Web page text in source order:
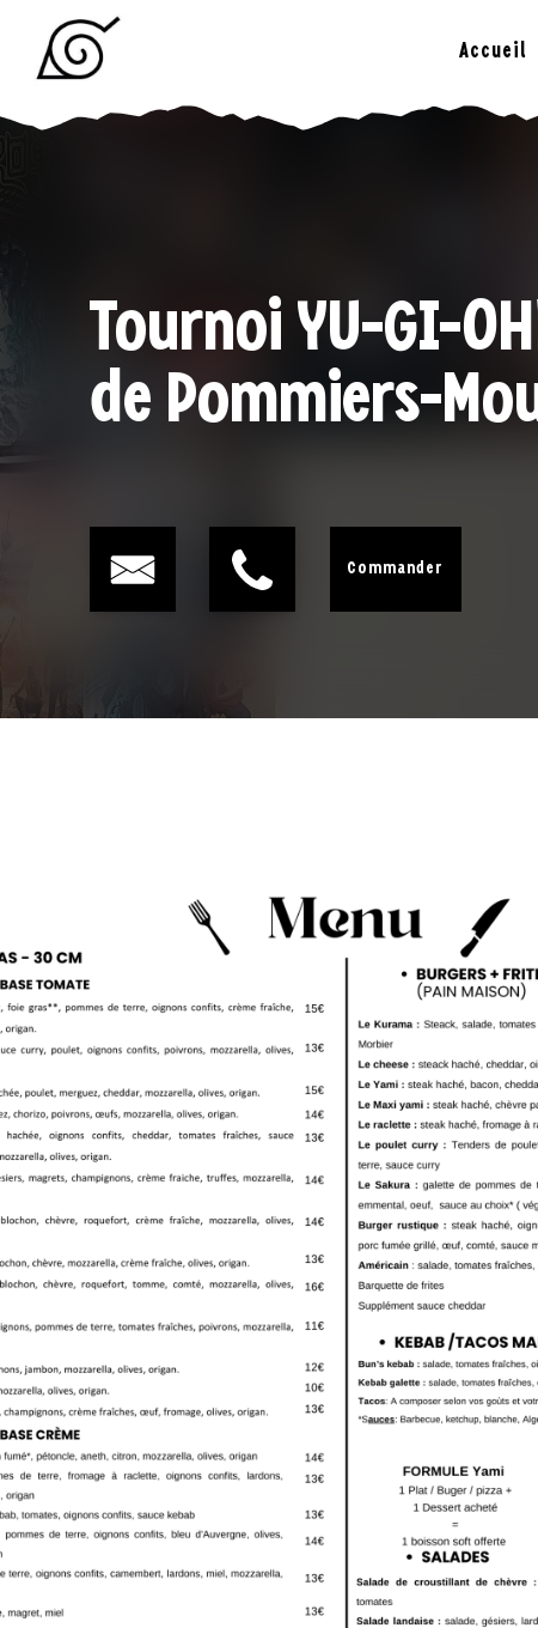
content
Accueil
Tournoi YU-GI-
de Pommiers-
Commander